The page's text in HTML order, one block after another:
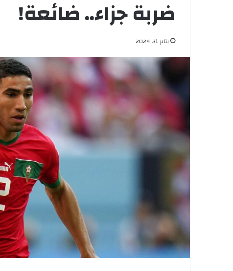
ضربة جزاء.. ضائعة!
يناير 31, 2024